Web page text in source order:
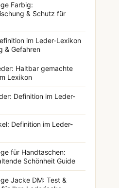
Farbig:
& Schutz für
im Leder-Lexikon
& Gefahren
Haltbar gemachte
Lexikon
Definition im Leder-
Definition im Leder-
für Handtaschen:
Schönheit Guide
Jacke DM: Test &